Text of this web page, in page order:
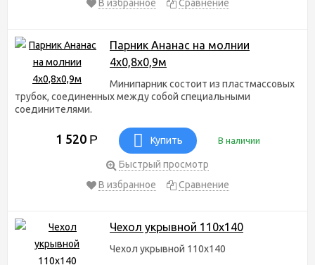
В избранное
Сравнение
Парник Ананас на молнии
4х0,8х0,9м
Минипарник состоит из пластмассовых
трубок, соединенных между собой специальными
соединителями.
1 520 Р Купить В наличии
Быстрый просмотр
В избранное
Сравнение
Чехол укрывной 110х140
Чехол укрывной 110х140